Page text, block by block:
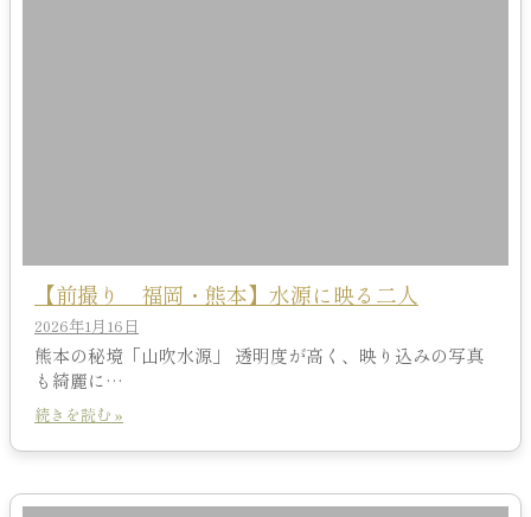
【前撮り 福岡・熊本】水源に映る二人
2026年1月16日
熊本の秘境「山吹水源」 透明度が高く、映り込みの写真
も綺麗に…
続きを読む »